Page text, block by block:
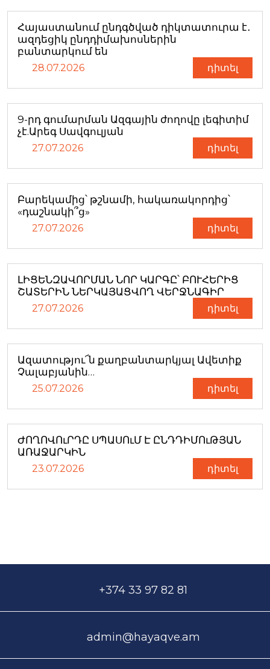
Հայաստանում ընդգծված դիկտատուրա է․
ազդեցիկ ընդդիմախոսներին
բանտարկում են
28.07.2026 դիտել
9-րդ գումարման Ազգային ժողովը լեգիտիմ
չէ.Արեգ Սավգուլյան
27.07.2026 դիտել
Բարեկամից՝ թշնամի, հակառակորդից՝
«դաշնակի՞ց»
27.07.2026 դիտել
ԼԻՑԵՆԶԱՎՈՐՄԱՆ ՆՈՐ ԿԱՐԳԸ՝ ԲՈՒՀԵՐԻՑ
ՇԱՏԵՐԻՆ ՆԵՐԿԱՅԱՑՎՈՂ ՎԵՐՋՆԱԳԻՐ
27.07.2026 դիտել
Ազատությու՜ն քաղբանտարկյալ Ավետիք
Չալաբյանին…
25.07.2026 դիտել
ԺՈՂՈՎՈւՐԴԸ ՍՊԱՍՈւՄ Է ԸՆԴԴԻՄՈւԹՅԱՆ
ԱՌԱՋԱՐԿԻՆ
23.07.2026 դիտել
+374 33 97 82 81
admin@hayaqve.am